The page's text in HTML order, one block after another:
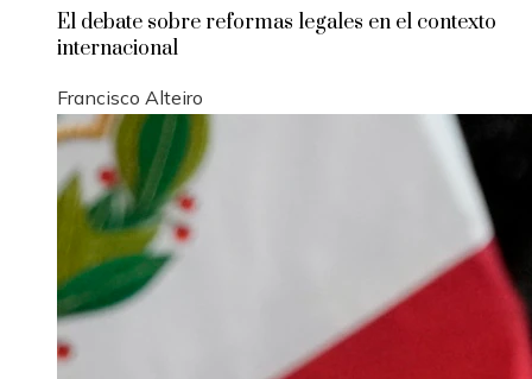
El debate sobre reformas legales en el contexto
internacional
Francisco Alteiro